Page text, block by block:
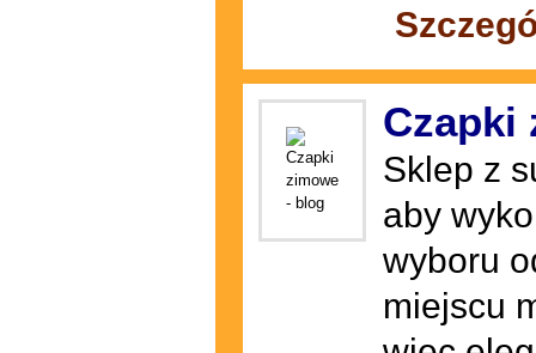
Czapki
Sklep z
aby
wyboru
miejscu